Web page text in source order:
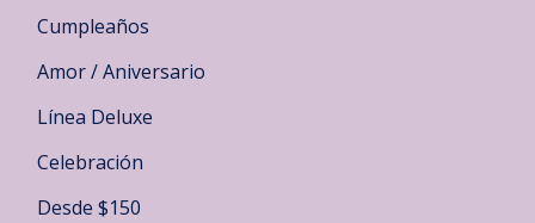
Cumpleaños
Amor / Aniversario
Línea Deluxe
Celebración
Desde $150